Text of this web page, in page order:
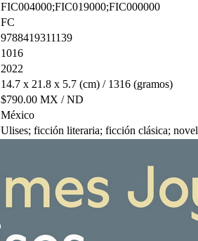
FIC004000;FIC019000;FIC000000
FC
9788419311139
1016
2022
14.7 x 21.8 x 5.7 (cm) / 1316 (gramos)
$790.00 MX / ND
México
Ulises; ficción literaria; ficción clásica;